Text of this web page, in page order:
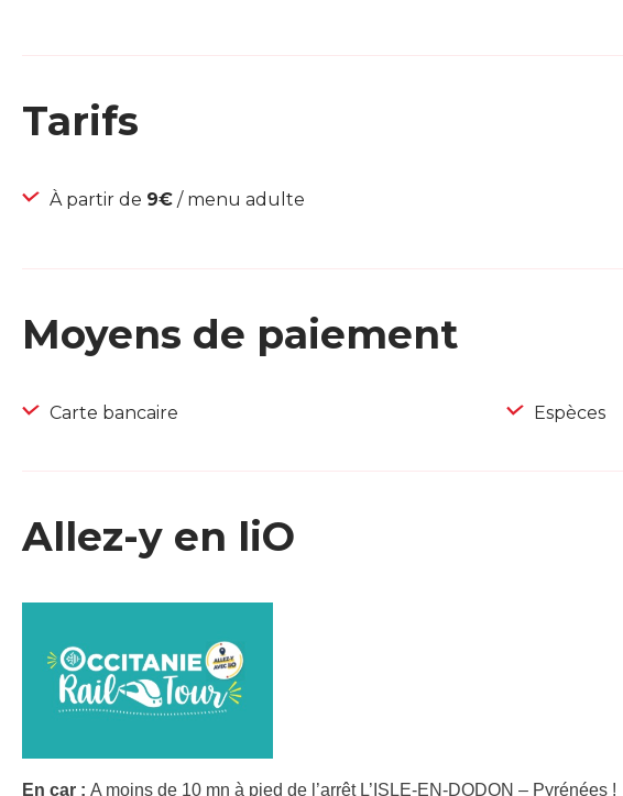
Tarifs
À partir de 9€ / menu adulte
Moyens de paiement
Carte bancaire Espèces
Allez-y en liO
En car : A moins de 10 mn à pied de l’arrêt L’ISLE-EN-DODON – Pyrénées !